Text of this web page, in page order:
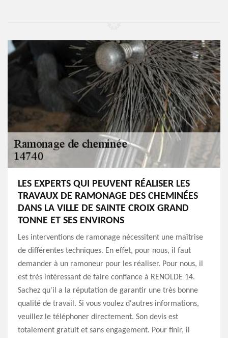
LES EXPERTS QUI PEUVENT RÉALISER LES
TRAVAUX DE RAMONAGE DES CHEMINÉES
DANS LA VILLE DE SAINTE CROIX GRAND
TONNE ET SES ENVIRONS
Les interventions de ramonage nécessitent une maîtrise
de différentes techniques. En effet, pour nous, il faut
demander à un ramoneur pour les réaliser. Pour nous, il
est très intéressant de faire confiance à RENOLDE 14.
Sachez qu'il a la réputation de garantir une très bonne
qualité de travail. Si vous voulez d'autres informations,
veuillez le téléphoner directement. Son devis est
totalement gratuit et sans engagement. Pour finir, il